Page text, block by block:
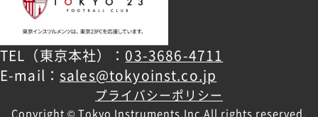
TEL（東京本社）： 03-3686-4711
E-mail：sales@tokyoinst.co.jp
プライバシーポリシー
Copyright © Tokyo Instruments,Inc.All rights reserved.